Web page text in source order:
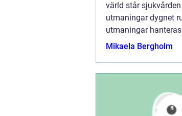
värld står
utmaningar dygnet
utmaningar
personer som
Mikaela Bergholm